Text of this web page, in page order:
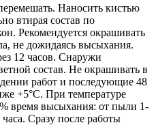
Наносить кистью
втирая состав по
Рекомендуется окрашивать
не дожидаясь высыхания.
12 часов. Снаружи
состав. Не окрашивать в
работ и последующие 48
+5°С. При температуре
­время высыхания: от пыли 1-
Сразу после работы